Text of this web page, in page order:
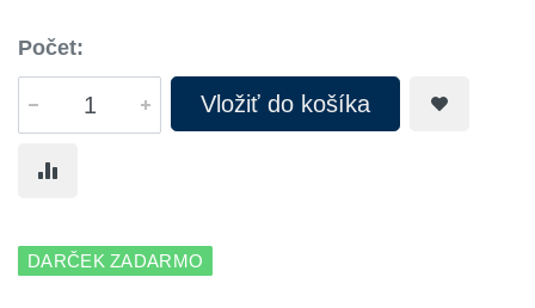
Počet:
Vložiť do košíka
DARČEK ZADARMO